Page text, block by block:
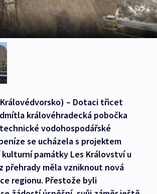
– Dotaci třicet
královéhradecká pobočka
vodohospodářské
se ucházela s projektem
památky Les Království u
přehrady měla vzniknout nová
regionu. Přestože byli